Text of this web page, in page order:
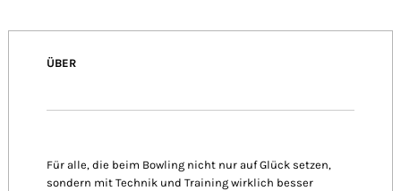
ÜBER
Für alle, die beim Bowling nicht nur auf Glück setzen,
sondern mit Technik und Training wirklich besser